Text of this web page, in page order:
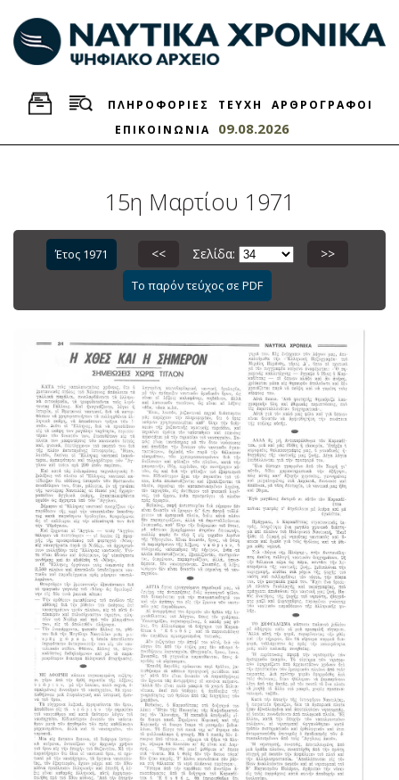
ΠΛΗΡΟΦΟΡΙΕΣ ΤΕΥΧΗ
ΑΡΘΡΟΓΡΑΦΟΙ
ΕΠΙΚΟΙΝΩΝΙΑ
09.08.2026
15η Μαρτίου 1971
Έτος 1971 << Σελίδα: >>
Το παρόν τεύχος σε PDF